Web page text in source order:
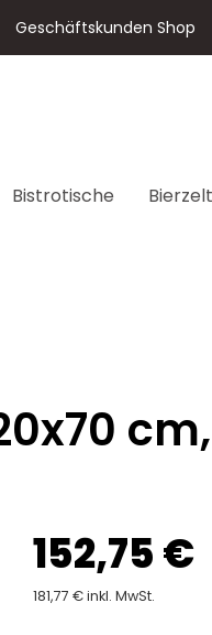
Geschäftskunden Shop
Bistrotische
152,75 €
181,77 € inkl. MwSt.